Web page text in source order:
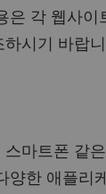
은 각 웹사이
시기 바랍
마트폰 같
양한 애플리